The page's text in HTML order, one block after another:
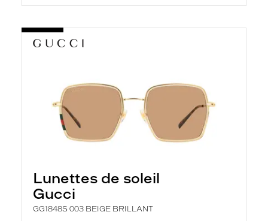
Lunettes de soleil
Gucci
GG1848S 003 BEIGE BRILLANT